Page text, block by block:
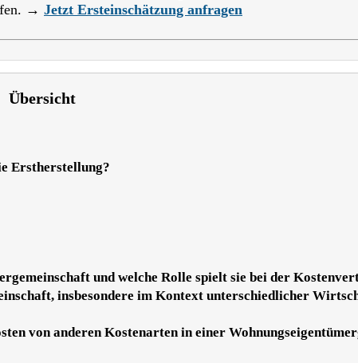
→ Jetzt Ersteinschätzung anfragen
Übersicht
Erstherstellung?
und welche Rolle spielt sie bei der
insbesondere im Kontext unterschiedlicher
von anderen Kostenarten in einer